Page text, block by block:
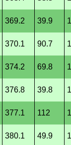
369.2 39.9
370.1 90.7
374.2 69.8
376.8 39.8
377.1 112
380.1 49.9